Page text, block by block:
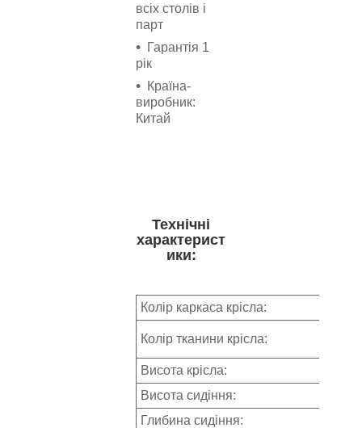
всіх столів і
парт
Гарантія 1
рік
Країна-
виробник:
Китай
Технічні
характерист
ики:
Колір каркаса крісла:
Колір тканини крісла:
Висота крісла:
Висота сидіння:
Глибина сидіння: